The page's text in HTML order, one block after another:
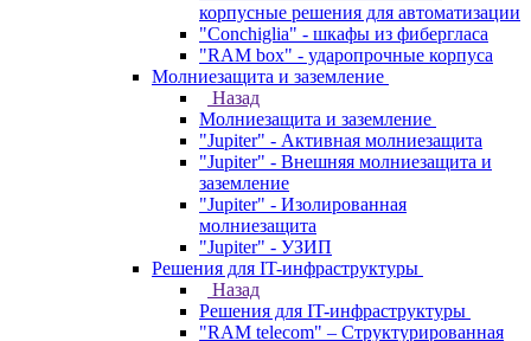
корпусные решения для автоматизации
"Conchiglia" - шкафы из фибергласа
"RAM box" - ударопрочные корпуса
Молниезащита и заземление
Назад
Молниезащита и заземление
"Jupiter" - Активная молниезащита
"Jupiter" - Внешняя молниезащита и
заземление
"Jupiter" - Изолированная
молниезащита
"Jupiter" - УЗИП
Решения для IT-инфраструктуры
Назад
Решения для IT-инфраструктуры
"RAM telecom" – Структурированная